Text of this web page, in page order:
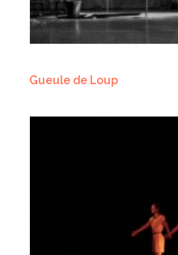
Gueule de Loup